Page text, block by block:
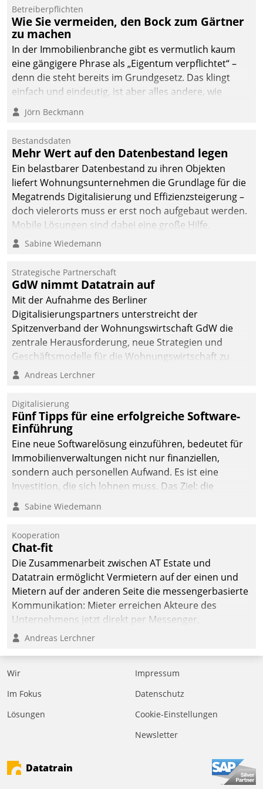
Datatrain ermöglicht
automatisiert ausgelöste,
zielgerichtete
Mieterbefragungen – eine
starke Grundlage für
intelligente,
Entscheidungen.
Betreiberpflichten
Wie Sie vermeiden, den Bock zum Gärtner
zu machen
In der Immobilienbranche gibt es vermutlich kaum
eine gängigere Phrase als „Eigentum verpflichtet“ –
denn die steht bereits im Grundgesetz. Das klingt
einfach und eindeutig, ist aber alles andere, wie
Branchenbeschäftigte wissen. Denn mit der
Verantwortung folgen Verpflichtungen.
Jörn Beckmann
Bestandsdaten
Mehr Wert auf den Datenbestand legen
Ein belastbarer Datenbestand zu ihren Objekten
liefert Wohnungsunternehmen die Grundlage für die
Megatrends Digitalisierung und Effizienzsteigerung –
doch vielerorts muss er erst noch aufgebaut werden.
Mobile Lösungen sind dabei eine große Hilfe.
Sabine Wiedemann
Strategische Partnerschaft
GdW nimmt Datatrain auf
Mit der Aufnahme des Berliner
Digitalisierungspartners unterstreicht der
Spitzenverband der Wohnungswirtschaft GdW die
zentrale Herausforderung, neue Strategien und
Geschäftsmodelle für die Wohnungswirtschaft zu
entwickeln.
Andreas Lerchner
Digitalisierung
Fünf Tipps für eine erfolgreiche Software-
Einführung
Eine neue Softwarelösung einzuführen, bedeutet für
Immobilienverwaltungen nicht nur finanziellen,
sondern auch personellen Aufwand. Es ist eine
Investition, die sich lohnen muss. Das Ziel: die
nachhaltige Optimierung der Geschäftsabläufe. Damit
dieses Ziel erreicht wird, sollten einige Grundregeln
Sabine Wiedemann
Kooperation
Chat-fit
Die Zusammenarbeit zwischen AT Estate und
Datatrain ermöglicht Vermietern auf der einen und
Mietern auf der anderen Seite die messengerbasierte
Kommunikation: Mieter erreichen Akteure des
Unternehmens jetzt direkt per Messenger,
Mitarbeiter oder Dienstleister empfangen oder
Andreas Lerchner
Wir
Im Fokus
Lösungen
Impressum
Datenschutz
Cookie-Einstellungen
Newsletter
Datatrain